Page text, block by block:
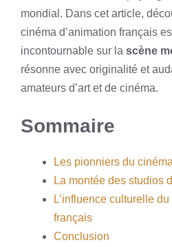
mondial. Dans cet article,
cinéma d’animation français
incontournable sur la scène
résonne avec originalité et
amateurs d’art et de cinéma.
Sommaire
Les pionniers du
La montée des studios
L’influence culturelle
français
Conclusion